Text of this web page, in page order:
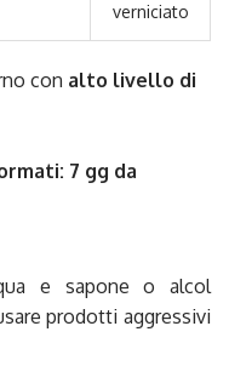
verniciato
con alto livello di
7 gg da
e sapone o alcol
prodotti aggressivi